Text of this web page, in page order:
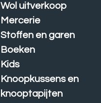
Wol uitverkoop
Mercerie
Stoffen en garen
Boeken
Kids
Knoopkussens en
knooptapijten